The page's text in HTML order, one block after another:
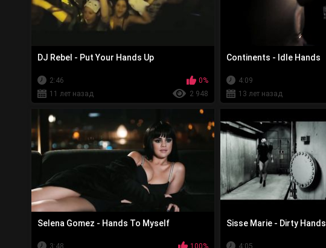
DJ Rebel - Put Your Hands Up
2:46
0%
11 лет назад
2 948
Continents - Idle Hands
4:09
13 лет назад
Selena Gomez - Hands To Myself
3:48 100%
Sisse Marie - Dirty Hands
4:05